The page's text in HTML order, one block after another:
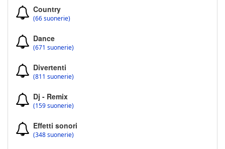
Country
(66 suonerie)
Dance
(671 suonerie)
Divertenti
(811 suonerie)
Dj - Remix
(159 suonerie)
Effetti sonori
(348 suonerie)